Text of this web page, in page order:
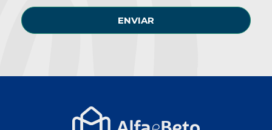
ENVIAR